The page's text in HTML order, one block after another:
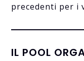
precedenti per i
IL POOL